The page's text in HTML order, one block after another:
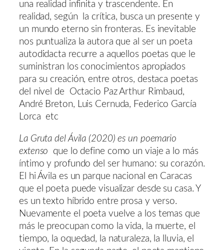
una realidad infinita y trascendente. En
realidad, según la crítica, busca un presente y
un mundo eterno sin fronteras. Es inevitable
nos puntualiza la autora que al ser un poeta
autodidacta recurre a aquellos poetas que le
suministran los conocimientos apropiados
para su creación, entre otros, destaca poetas
del nivel de Octacio Paz Arthur Rimbaud,
André Breton, Luis Cernuda, Federico García
Lorca etc
La Gruta del Ávila (2020) es un poemario
extenso que lo define como un viaje a lo más
íntimo y profundo del ser humano: su corazón.
El hi Ávila es un parque nacional en Caracas
que el poeta puede visualizar desde su casa. Y
es un texto híbrido entre prosa y verso.
Nuevamente el poeta vuelve a los temas que
más le preocupan como la vida, la muerte, el
tiempo, la oquedad, la naturaleza, la lluvia, el